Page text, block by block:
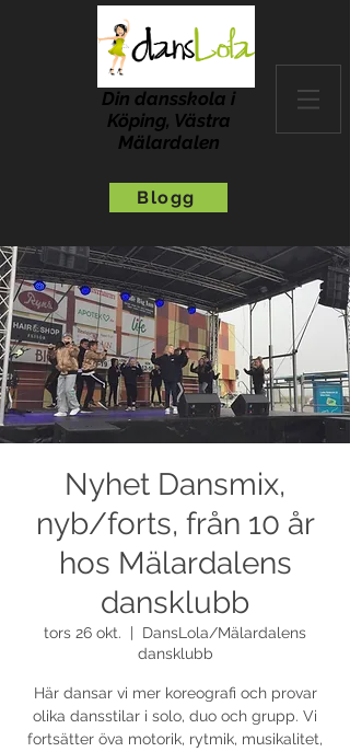
Din dansskola i
Köping, Västra
Mälardalen
Blogg
Nyhet Dansmix,
nyb/forts, från 10 år
hos Mälardalens
dansklubb
tors 26 okt.
DansLola/Mälardalens
dansklubb
Här dansar vi mer koreografi och provar
olika dansstilar i solo, duo och grupp. Vi
fortsätter öva motorik, rytmik, musikalitet,